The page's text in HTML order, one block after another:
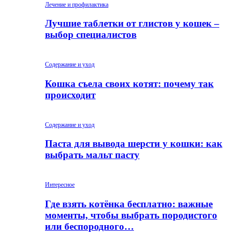
Лечение и профилактика
Лучшие таблетки от глистов у кошек –
выбор специалистов
Содержание и уход
Кошка съела своих котят: почему так
происходит
Содержание и уход
Паста для вывода шерсти у кошки: как
выбрать мальт пасту
Интересное
Где взять котёнка бесплатно: важные
моменты, чтобы выбрать породистого
или беспородного…